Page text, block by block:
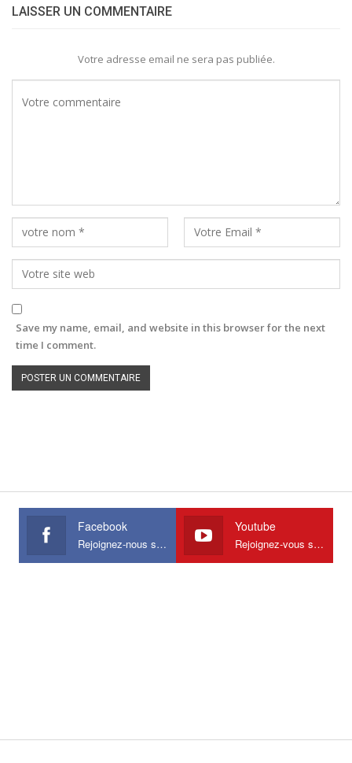
LAISSER UN COMMENTAIRE
Votre adresse email ne sera pas publiée.
Save my name, email, and website in this browser for the next
time I comment.
Facebook
Rejoignez-nous sur Facebook
Youtube
Rejoignez-vous sur Youtube